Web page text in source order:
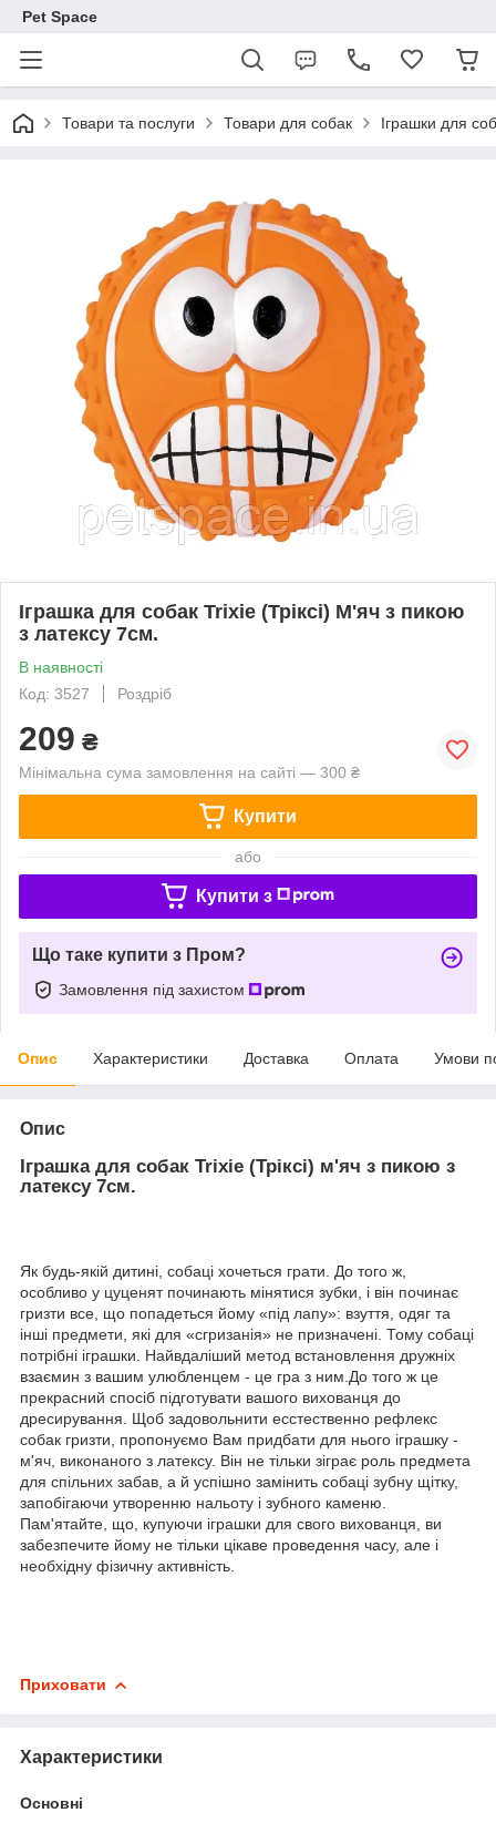
Pet Space
Товари та послуги Товари для собак Іграшки для
Іграшка для собак Trixie (Тріксі) М'яч з пикою
з латексу 7см.
В наявності
Код: 3527
Роздріб
209 ₴
Мінімальна сума замовлення на сайті — 300 ₴
Купити
або
Купити з
Що таке купити з Пром?
Замовлення під захистом
Опис Характеристики Доставка Оплата Умови
Опис
Іграшка для собак Trixie (Тріксі) м'яч з пикою з
латексу 7см.
Як будь-якій дитині, собаці хочеться грати. До того ж,
особливо у цуценят починають мінятися зубки, і він починає
гризти все, що попадеться йому «під лапу»: взуття, одяг та
інші предмети, які для «сгризанія» не призначені. Тому собаці
потрібні іграшки. Найвдаліший метод встановлення дружніх
взаємин з вашим улюбленцем - це гра з ним.До того ж це
прекрасний спосіб підготувати вашого вихованця до
дресирування. Щоб задовольнити есстественно рефлекс
собак гризти, пропонуємо Вам придбати для нього іграшку -
м'яч, виконаного з латексу. Він не тільки зіграє роль предмета
для спільних забав, а й успішно замінить собаці зубну щітку,
запобігаючи утворенню нальоту і зубного каменю.
Пам'ятайте, що, купуючи іграшки для свого вихованця, ви
забезпечите йому не тільки цікаве проведення часу, але і
необхідну фізичну активність.
Приховати
Характеристики
Основні